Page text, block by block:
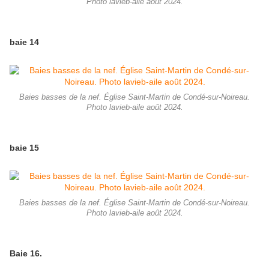
Photo lavieb-aile août 2024.
baie 14
Baies basses de la nef. Église Saint-Martin de Condé-sur-Noireau.
Photo lavieb-aile août 2024.
baie 15
Baies basses de la nef. Église Saint-Martin de Condé-sur-Noireau.
Photo lavieb-aile août 2024.
Baie 16.